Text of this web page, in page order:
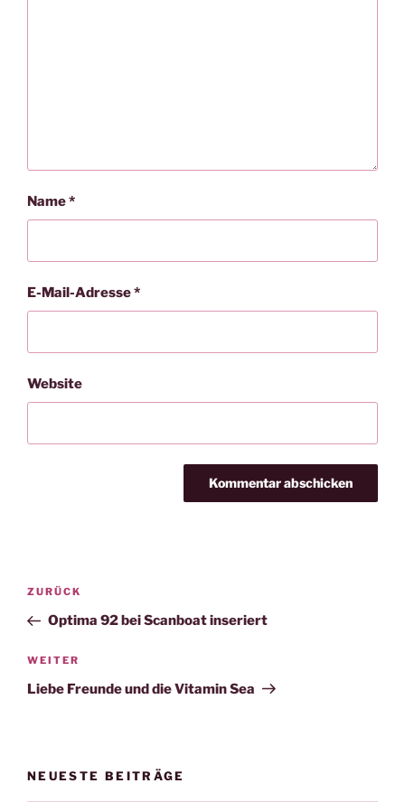
Name*
E-Mail-Adresse*
Website
Beitragsnavigation
Vorheriger
Beitrag
ZURÜCK
Optima 92 bei Scanboat inseriert
Nächster
Beitrag
WEITER
Liebe Freunde und die Vitamin Sea
NEUESTE BEITRÄGE